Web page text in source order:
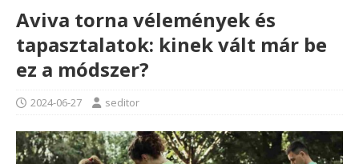
Aviva torna vélemények és
tapasztalatok: kinek vált már be
ez a módszer?
2024-06-27 seditor